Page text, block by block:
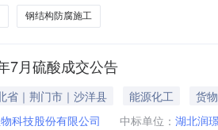
钢结构防腐施工
7月硫酸成交公告
省｜荆门市｜沙洋县 能源化工
货物
科技股份有限公司 中标单位： 湖北润